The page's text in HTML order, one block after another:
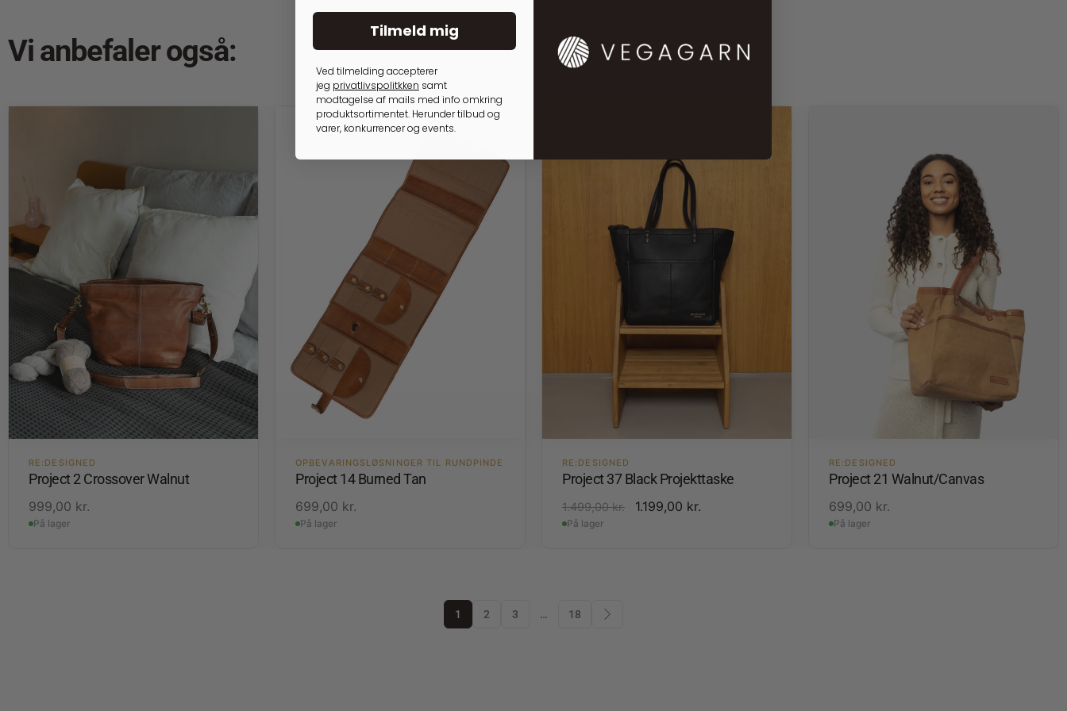
Vi anbefaler også:
RE:DESIGNED
Project 2 Crossover Walnut
999,00 kr.
På lager
OPBEVARINGSLØSNINGER TIL RUNDPINDE
Project 14 Burned Tan
699,00 kr.
På lager
RE:DESIGNED
Project 37 Black Projekttaske
1.499,00kr. 1.199,00 kr.
På lager
RE:DESIGNED
Project 21 Walnut/Canvas
699,00 kr.
På lager
1 2 3 … 18
Tilmeld mig
Ved tilmelding accepterer
jeg privatlivspolitkken samt
modtagelse af mails med info omkring
produktsortimentet. Herunder tilbud og
varer, konkurrencer og events.